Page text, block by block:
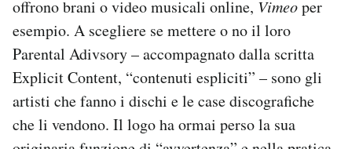
offrono brani o video musicali online, Vimeoper
esempio. A scegliere se mettere o no il loro
Parental Adivsory – accompagnato dalla scritta
Explicit Content, “contenuti espliciti” – sono gli
artisti che fanno i dischi e le case discografiche
che li vendono. Il logo ha ormai perso la sua